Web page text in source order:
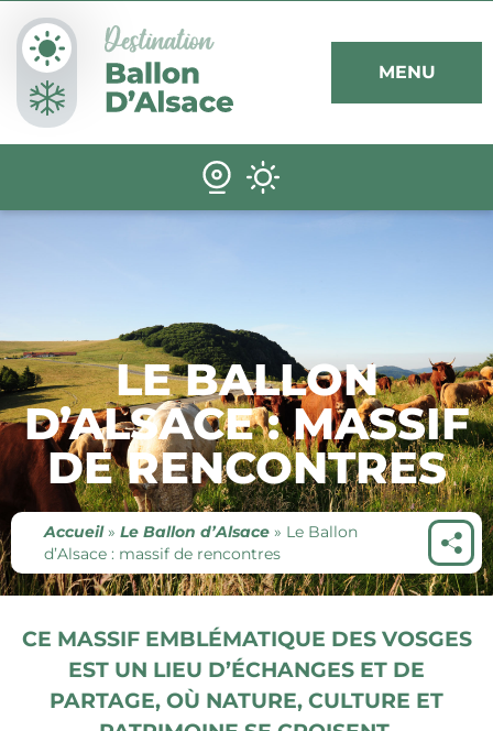
MENU
LE BALLON
D’ALSACE : MASSIF
DE RENCONTRES
Accueil» Le Ballon d’Alsace » Le Ballon
d’Alsace : massif de rencontres
CE MASSIF EMBLÉMATIQUE DES VOSGES
EST UN LIEU D’ÉCHANGES ET DE
PARTAGE, OÙ NATURE, CULTURE ET
Panneau de gestion des cookies